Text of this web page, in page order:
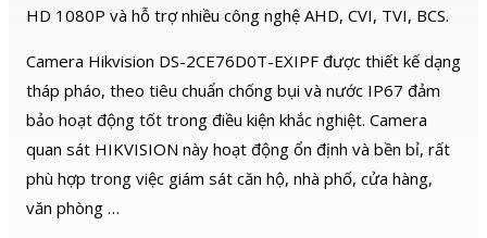
HD 1080P và hỗ trợ nhiều công nghệ AHD, CVI, TVI, BCS.
Camera Hikvision DS-2CE76D0T-EXIPF được thiết kế dạng
tháp pháo, theo tiêu chuẩn chống bụi và nước IP67 đảm
bảo hoạt động tốt trong điều kiện khắc nghiệt. Camera
quan sát HIKVISION này hoạt động ổn định và bền bỉ, rất
phù hợp trong việc giám sát căn hộ, nhà phố, cửa hàng,
văn phòng …